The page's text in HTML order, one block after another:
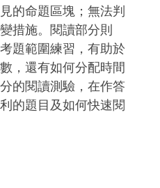
的命題區塊；無法判
措施。閱讀部分則
題範圍練習，有助於
，還有如何分配時間
的閱讀測驗，在作答
的題目及如何快速閱